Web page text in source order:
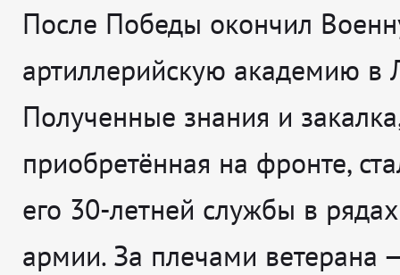
После Победы окончил
артиллерийскую академию в
Полученные знания и
приобретённая на фронте,
его 30-летней службы в
армии. За плечами ветерана